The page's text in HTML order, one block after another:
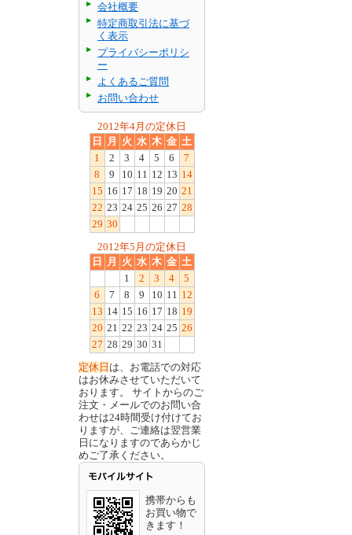
会社概要
特定商取引法に基づ
く表示
プライバシーポリシ
ー
よくあるご質問
お問い合わせ
2012年4月の定休日
日
月 火 水 木 金 土
1
2 3 4 5 6
7
8
9 10 11 12 13 14
15 16 17 18 19 20 21
22 23 24 25 26 27 28
29 30
2012年5月の定休日
日
月 火 水 木 金 土
1
2 3 4
5
6
7 8 9 10 11 12
13 14 15 16 17 18 19
20 21 22 23 24 25 26
27 28 29 30 31
定休日 は、お電話での対応
はお休みさせていただいて
おります。 サイトからのご
注文・メールでのお問い合
わせは24時間受け付けてお
りますが、ご連絡は翌営業
日になりますのであらかじ
めご了承ください。
携帯からも
お買い物で
きます！